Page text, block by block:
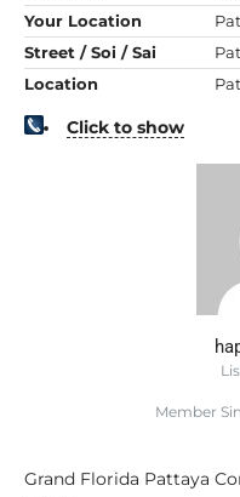
Your Location
Street / Soi / Sai
Location
Click to show
Member
Grand Florida Pattaya